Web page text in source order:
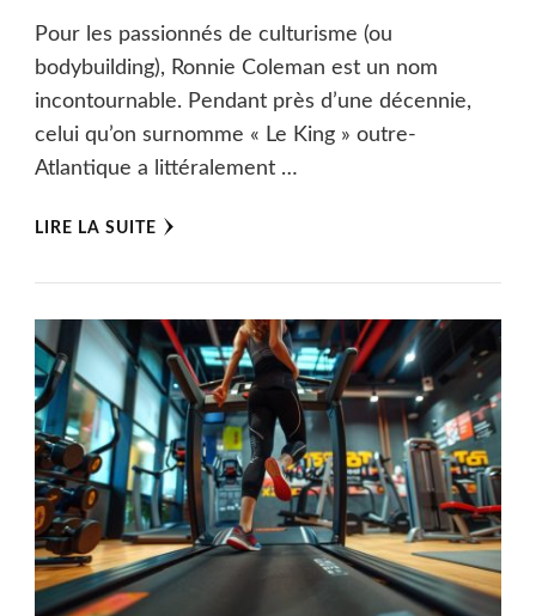
Pour les passionnés de culturisme (ou
bodybuilding), Ronnie Coleman est un nom
incontournable. Pendant près d’une décennie,
celui qu’on surnomme « Le King » outre-
Atlantique a littéralement …
LIRE LA SUITE